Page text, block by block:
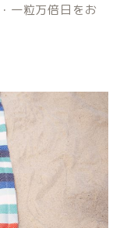
一粒万倍日をお